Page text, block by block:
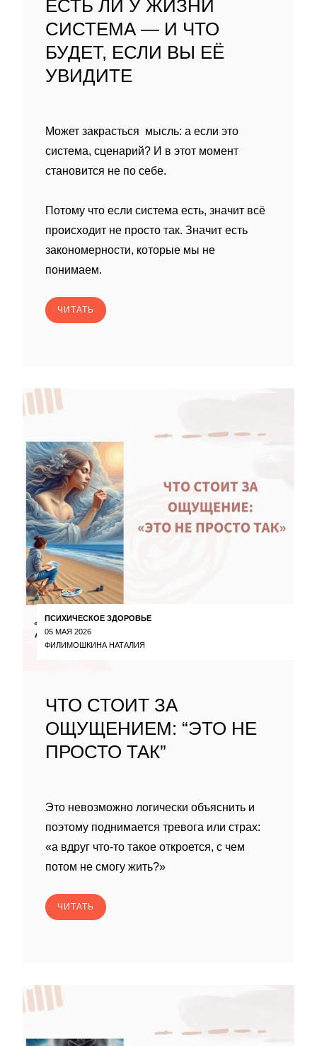
ЕСТЬ ЛИ У ЖИЗНИ
СИСТЕМА — И ЧТО
БУДЕТ, ЕСЛИ ВЫ ЕЁ
УВИДИТЕ
Может закрасться мысль: а если это
система, сценарий? И в этот момент
становится не по себе.
Потому что если система есть, значит всё
происходит не просто так. Значит есть
закономерности, которые мы не
понимаем.
ЧИТАТЬ
ПСИХИЧЕСКОЕ ЗДОРОВЬЕ
05 МАЯ 2026
ФИЛИМОШКИНА НАТАЛИЯ
ЧТО СТОИТ ЗА
ОЩУЩЕНИЕМ: “ЭТО НЕ
ПРОСТО ТАК”
Это невозможно логически объяснить и
поэтому поднимается тревога или страх:
«а вдруг что-то такое откроется, с чем
потом не смогу жить?»
ЧИТАТЬ